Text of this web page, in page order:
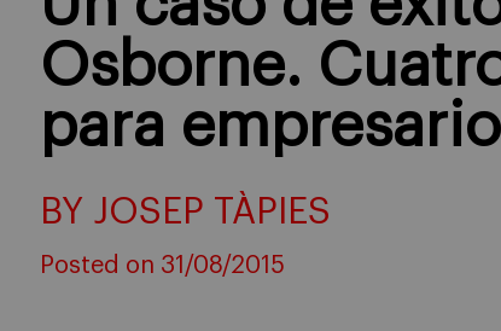
Osborne.
para
BY JOSEP TÀPIES
Posted on 31/08/2015